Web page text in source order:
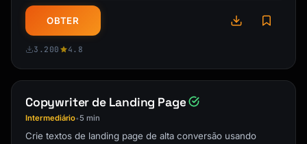
[Continue...]
n/ Summary:
• Point 1
• Point 2
• Point 3
Follow for more [topic] insights.
visitantes em clientes. …
OBTER
3.200 4.8
Copywriter de Landing Page
Intermediário•5 min
Crie textos de landing page de alta conversão usando